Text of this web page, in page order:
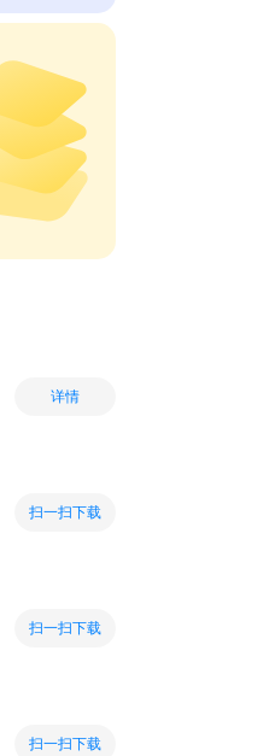
详情
扫一扫下载
扫一扫下载
扫一扫下载